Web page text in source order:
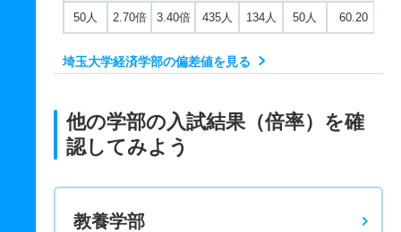
50人 2.70倍 3.40倍 435人 134人 50人 60.20
埼玉大学経済学部の偏差値を見る
他の学部の入試結果（倍率）を確
認してみよう
教養学部